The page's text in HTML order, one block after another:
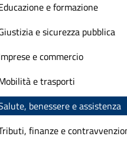
e formazione
e sicurezza pubblica
e commercio
e trasporti
benessere e assistenza
finanze e